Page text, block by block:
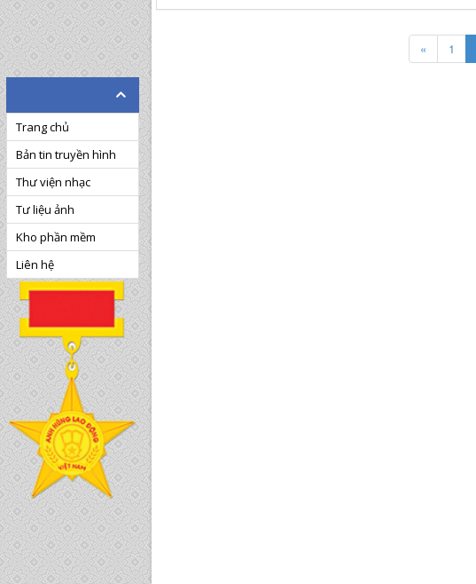
« 1
Trang chủ
Bản tin truyền hình
Thư viện nhạc
Tư liệu ảnh
Kho phần mềm
Liên hệ